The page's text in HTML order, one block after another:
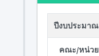
ปีงบประมาณ
คณะ/หน่วย